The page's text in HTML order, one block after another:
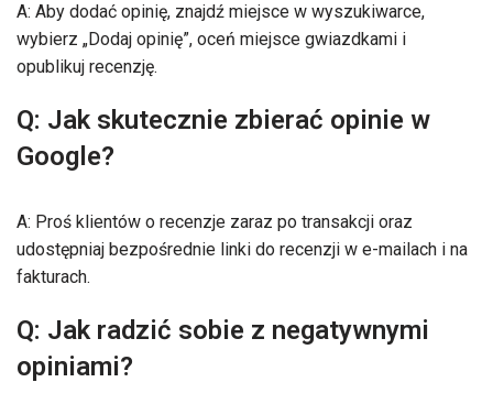
A: Aby dodać opinię, znajdź miejsce w wyszukiwarce,
wybierz „Dodaj opinię”, oceń miejsce gwiazdkami i
opublikuj recenzję.
Q: Jak skutecznie zbierać opinie w
Google?
A: Proś klientów o recenzje zaraz po transakcji oraz
udostępniaj bezpośrednie linki do recenzji w e-mailach i na
fakturach.
Q: Jak radzić sobie z negatywnymi
opiniami?